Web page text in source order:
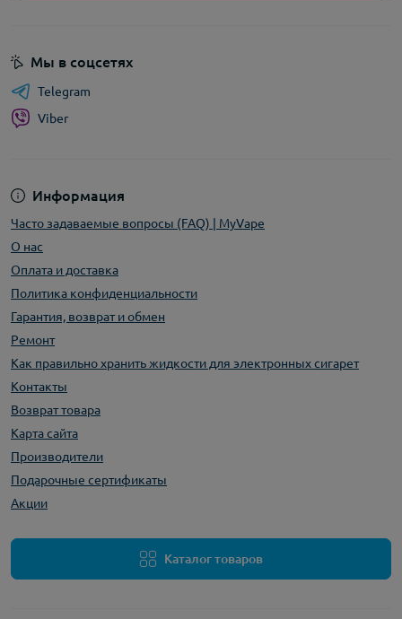
Информация
Часто задаваемые вопросы (FAQ) | MyVape
О нас
Оплата и доставка
Политика конфиденциальности
Гарантия, возврат и обмен
Ремонт
Как правильно хранить жидкости для электронных сигарет
Контакты
Возврат товара
Карта сайта
Производители
Подарочные сертификаты
Акции
Каталог товаров
Мы в соцсетях
Telegram
Viber